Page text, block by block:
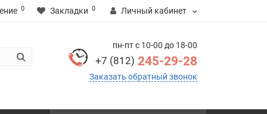
0 Закладки 0 Личный кабинет
пн-пт с 10-00 до 18-00
+7 (812) 245-29-28
Заказать обратный звонок